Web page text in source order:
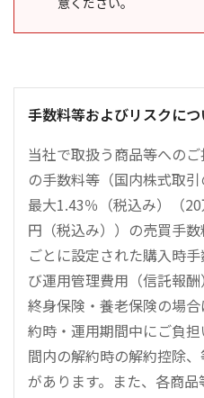
手数料等およびリスクにつ
当社で取扱う商品等への
の手数料等（国内株式取
最大1.43％（税込み）（
円（税込み））の売買手
ごとに設定された購入時
び運用管理費用（信託報
終身保険・養老保険の場
約時・運用期間中にご負
間内の解約時の解約控除
があります。また、各商